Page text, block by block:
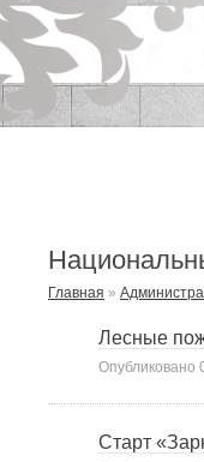
Главная »
Лесные
Опубликовано
Старт